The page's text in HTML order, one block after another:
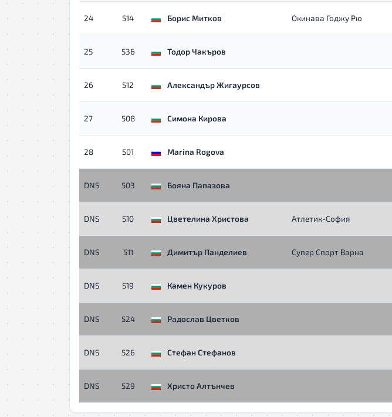
24 514 Борис Митков Окинава Годжу Рю
25 536 Тодор Чакъров
26 512 Александър Жигаурсов
27 508 Симона Кирова
28 501 Marina Rogova
DNS 503 Бояна Папазова
DNS 510 Цветелина Христова Атлетик-София
DNS 511 Димитър Панделиев Супер Спорт Варна
DNS 519 Камен Кукуров
DNS 524 Радослав Цветков
DNS 526 Стефан Стефанов
DNS 529 Христо Алтънчев